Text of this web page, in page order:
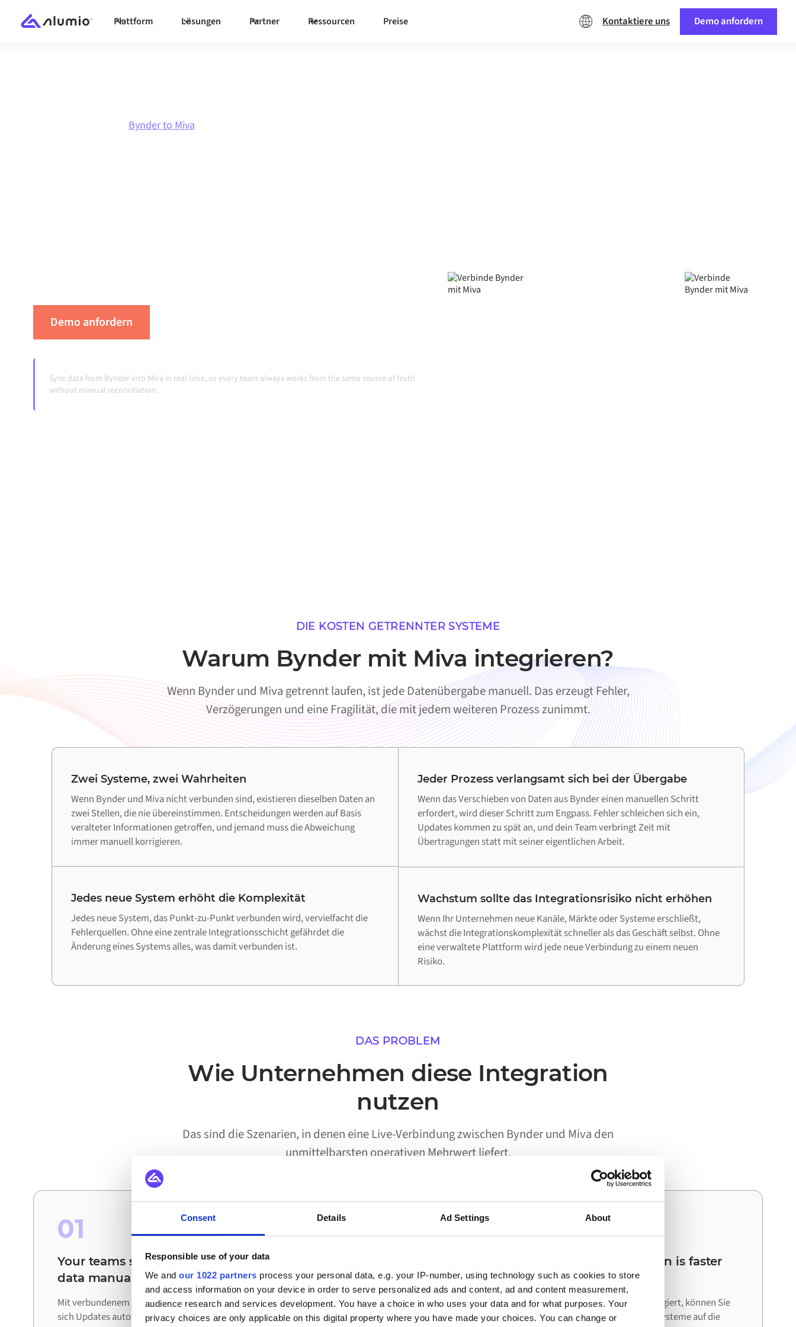
Consent Details Ad Settings About
Responsible use of your data
We and our 1022 partners process your personal data, e.g. your IP-number, using technology such as cookies to store
and access information on your device in order to serve personalized ads and content, ad and content measurement,
audience research and services development. You have a choice in who uses your data and for what purposes. Your
privacy choices are only applicable on this digital property where you have made your choices. You can change or
Plattform Lösungen Partner Ressourcen Preise Kontaktiere uns Demo anfordern
Bynder to Miva
Demo anfordern
Sync data from Bynder into Miva in real time, so every team always works from the same source of truth
without manual reconciliation.
DIE KOSTEN GETRENNTER SYSTEME
Warum Bynder mit Miva integrieren?
Wenn Bynder und Miva getrennt laufen, ist jede Datenübergabe manuell. Das erzeugt Fehler,
Verzögerungen und eine Fragilität, die mit jedem weiteren Prozess zunimmt.
Zwei Systeme, zwei Wahrheiten
Wenn Bynder und Miva nicht verbunden sind, existieren dieselben Daten an
zwei Stellen, die nie übereinstimmen. Entscheidungen werden auf Basis
veralteter Informationen getroffen, und jemand muss die Abweichung
immer manuell korrigieren.
Jeder Prozess verlangsamt sich bei der Übergabe
Wenn das Verschieben von Daten aus Bynder einen manuellen Schritt
erfordert, wird dieser Schritt zum Engpass. Fehler schleichen sich ein,
Updates kommen zu spät an, und dein Team verbringt Zeit mit
Übertragungen statt mit seiner eigentlichen Arbeit.
Jedes neue System erhöht die Komplexität
Jedes neue System, das Punkt-zu-Punkt verbunden wird, vervielfacht die
Fehlerquellen. Ohne eine zentrale Integrationsschicht gefährdet die
Änderung eines Systems alles, was damit verbunden ist.
Wachstum sollte das Integrationsrisiko nicht erhöhen
Wenn Ihr Unternehmen neue Kanäle, Märkte oder Systeme erschließt,
wächst die Integrationskomplexität schneller als das Geschäft selbst. Ohne
eine verwaltete Plattform wird jede neue Verbindung zu einem neuen
Risiko.
DAS PROBLEM
Wie Unternehmen diese Integration
nutzen
Das sind die Szenarien, in denen eine Live-Verbindung zwischen Bynder und Miva den
unmittelbarsten operativen Mehrwert liefert.
01
Your teams stop reconciling
data manually
Mit verbundenem Bynder und Miva bewegen
sich Updates automatisch zwischen den
02
triggering them
Workflows, für die zuvor eine Person Daten
zwischen Bynder und Miva verschieben musste,
03
Your next integration is faster
than the first
Da Alumio als zentraler Hub agiert, können Sie
bei der Anbindung weiterer Systeme auf die